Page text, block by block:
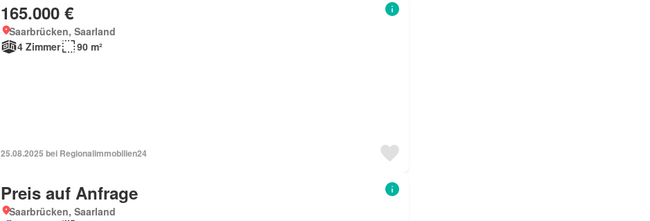
165.000 €
Saarbrücken, Saarland
4 Zimmer
90 m²
25.08.2025 bei Regionalimmobilien24
Preis auf Anfrage
Saarbrücken, Saarland